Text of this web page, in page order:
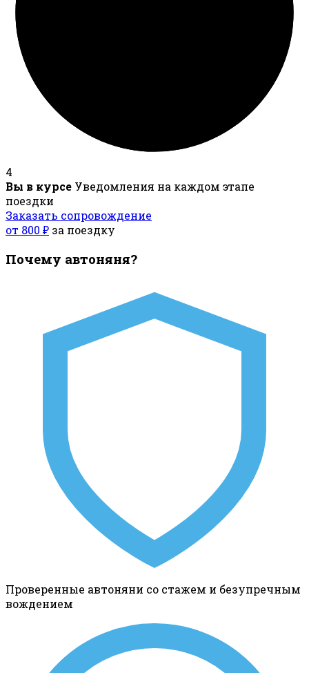
4
Вы в курсе Уведомления на каждом этапе
поездки
Заказать сопровождение
от 800 ₽ за поездку
Почему автоняня?
Проверенные автоняни со стажем и безупречным
вождением